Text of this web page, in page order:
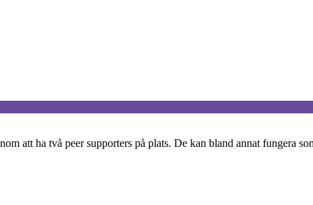
att ha två peer supporters på plats. De kan bland annat fungera